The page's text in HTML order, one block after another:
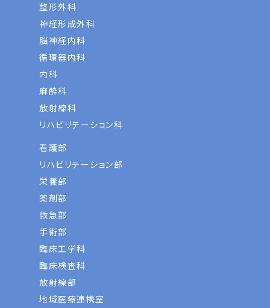
整形外科
神経形成外科
脳神経内科
循環器内科
内科
麻酔科
放射線科
リハビリテーション科
看護部
リハビリテーション部
栄養部
薬剤部
救急部
手術部
臨床工学科
臨床検査科
放射線部
地域医療連携室